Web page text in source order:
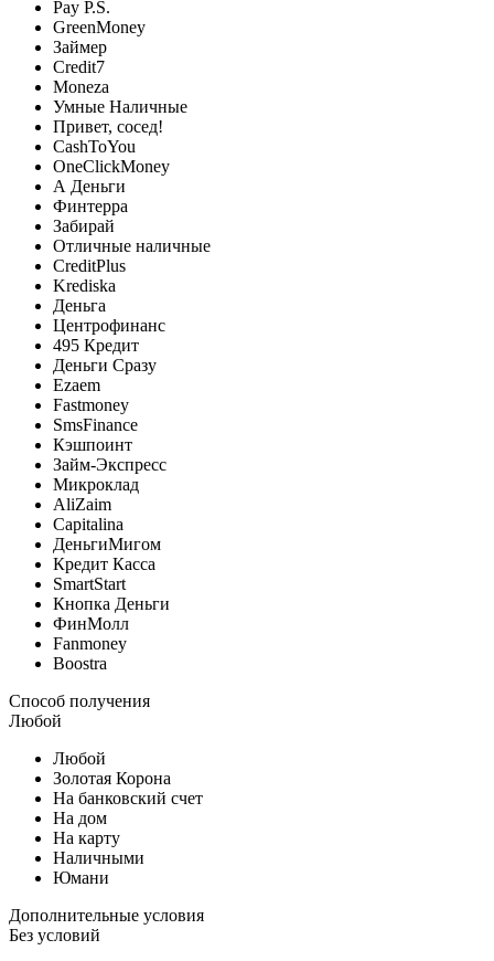
Pay P.S.
GreenMoney
Займер
Credit7
Moneza
Умные Наличные
Привет, сосед!
CashToYou
OneClickMoney
А Деньги
Финтерра
Забирай
Отличные наличные
CreditPlus
Krediska
Деньга
Центрофинанс
495 Кредит
Деньги Сразу
Ezaem
Fastmoney
SmsFinance
Кэшпоинт
Займ-Экспресс
Микроклад
AliZaim
Capitalina
ДеньгиМигом
Кредит Касса
SmartStart
Кнопка Деньги
ФинМолл
Fanmoney
Boostra
Способ получения
Любой
Любой
Золотая Корона
На банковский счет
На дом
На карту
Наличными
Юмани
Дополнительные условия
Без условий